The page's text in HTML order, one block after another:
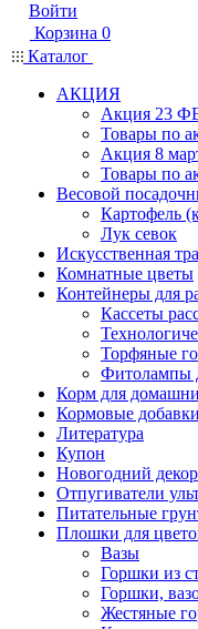
Войти
Корзина 0
Каталог
АКЦИЯ
Акция 23
Товары по
Акция 8
Товары по
Весовой
Картофель
Лук севок
Искусственная
Комнатные цветы
Контейнеры для
Кассеты
Торфяные
Фитолампы
Корм для
Кормовые добавки
Литература
Купон
Новогодний декор
Отпугиватели
Питательные
Плошки для
Вазы
Горшки из
Горшки,
Жестяные